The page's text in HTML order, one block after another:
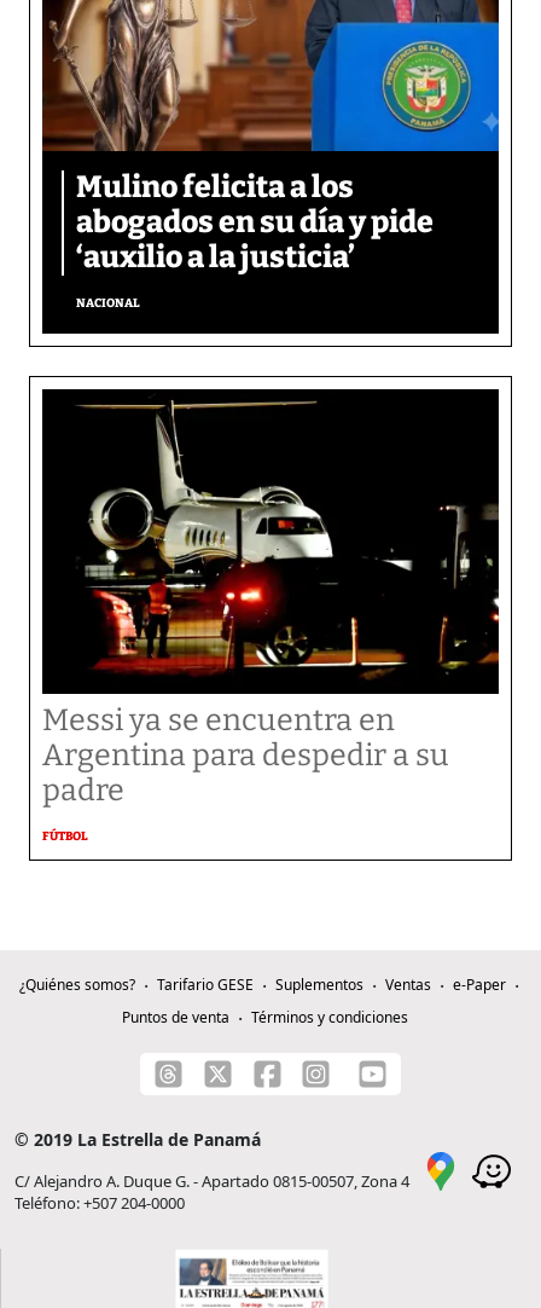
Mulino felicita a los
abogados en su día y pide
‘auxilio a la justicia’
NACIONAL
Messi ya se encuentra en
Argentina para despedir a su
padre
FÚTBOL
¿Quiénes somos? Tarifario GESE Suplementos Ventas
e-Paper
Puntos de venta
Términos y condiciones
© 2019 La Estrella de Panamá
C/ Alejandro A. Duque G. - Apartado 0815-00507, Zona 4
Teléfono: +507 204-0000